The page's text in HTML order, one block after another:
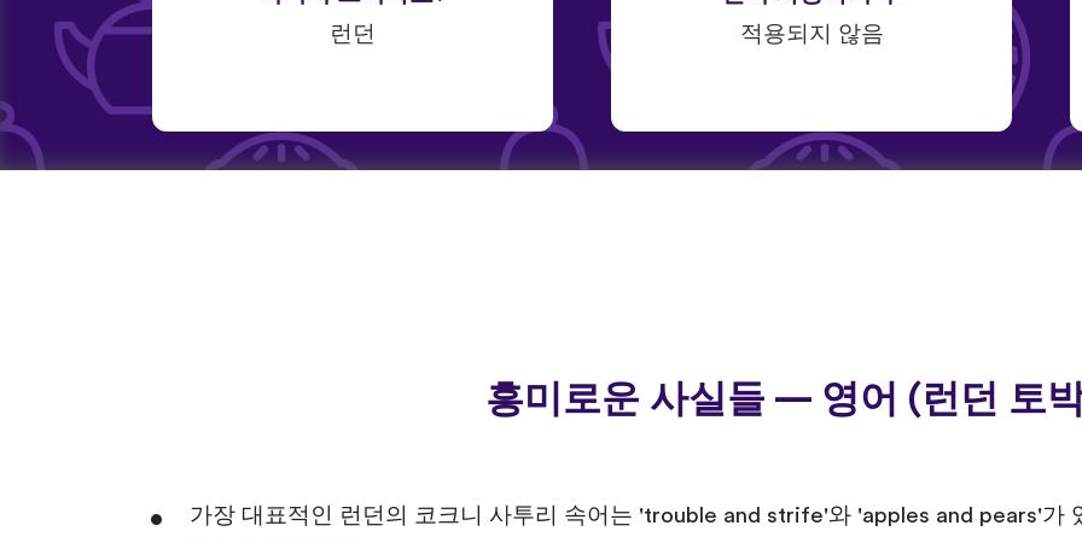
런던 적용되지 않음
흥미로운 사실들 — 영어 (런던 토
가장 대표적인 런던의 코크니 사투리 속어는 'trouble and strife'와 'apples and pears'가